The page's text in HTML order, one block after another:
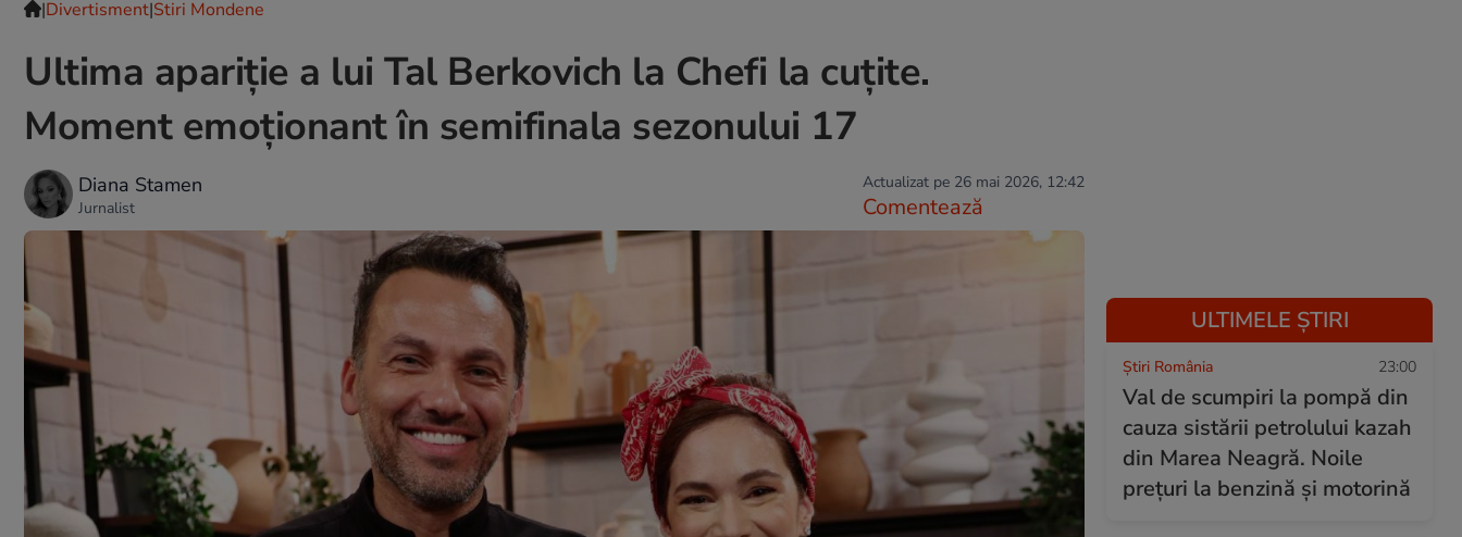
|Divertisment|Stiri Mondene
Ultima apariție a lui Tal Berkovich la Chefi la cuțite.
Moment emoționant în semifinala sezonului 17
Diana Stamen
Jurnalist
Actualizat pe 26 mai 2026, 12:42
Comentează
ULTIMELE ȘTIRI
Știri România 23:00
Val de scumpiri la pompă din
cauza sistării petrolului kazah
din Marea Neagră. Noile
prețuri la benzină și motorină